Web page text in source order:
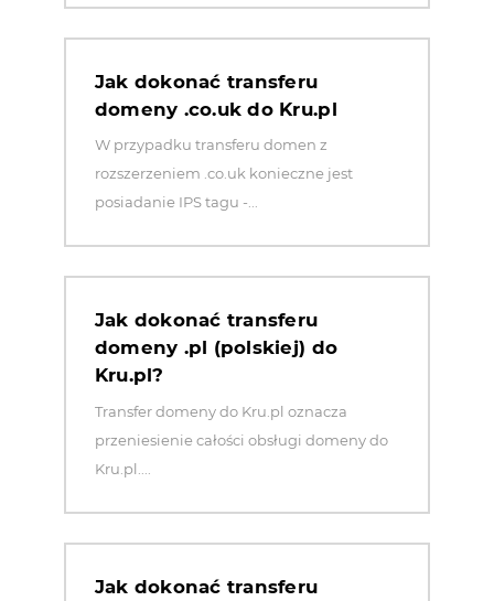
Jak dokonać transferu
domeny .co.uk do Kru.pl
W przypadku transferu domen z
rozszerzeniem .co.uk konieczne jest
posiadanie IPS tagu -...
Jak dokonać transferu
domeny .pl (polskiej) do
Kru.pl?
Transfer domeny do Kru.pl oznacza
przeniesienie całości obsługi domeny do
Kru.pl....
Jak dokonać transferu